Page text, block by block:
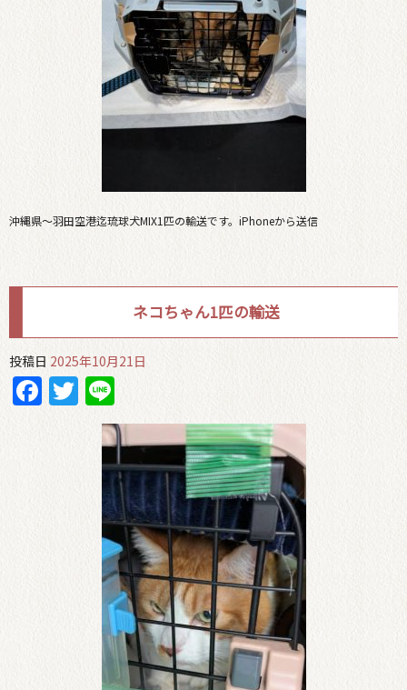
沖縄県〜羽田空港迄琉球犬MIX1匹の輸送です。iPhoneから送信
ネコちゃん1匹の輸送
投稿日 2025年10月21日
Facebook
Twitter